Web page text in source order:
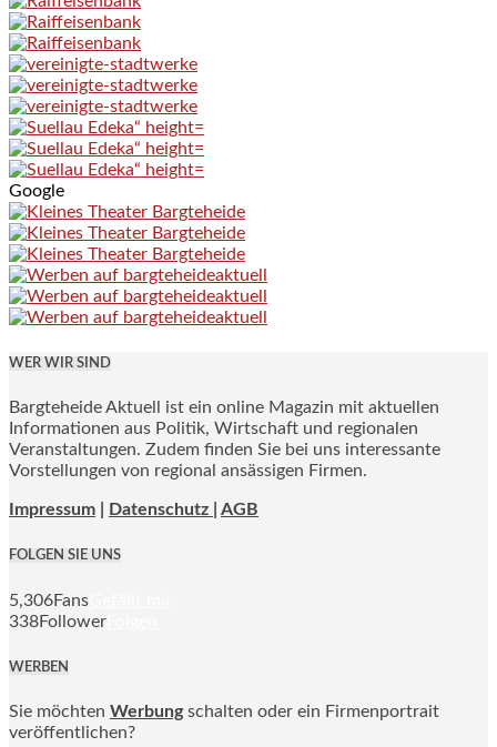
Google
WER WIR SIND
Bargteheide Aktuell ist ein online Magazin mit aktuellen
Informationen aus Politik, Wirtschaft und regionalen
Veranstaltungen. Zudem finden Sie bei uns interessante
Vorstellungen von regional ansässigen Firmen.
Impressum Datenschutz | AGB
FOLGEN SIE UNS
5,306Fans
338Follower
WERBEN
Sie möchten Werbung schalten oder ein Firmenportrait
veröffentlichen?